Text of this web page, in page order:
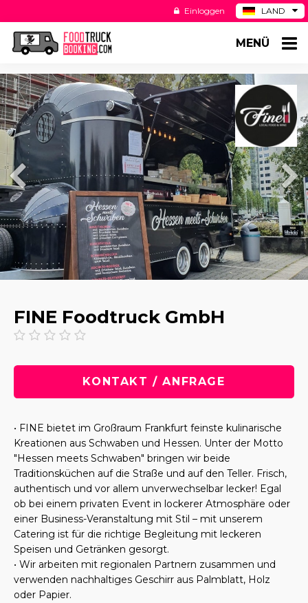
LAND
ES
US
Einloggen
MENÜ
FINE Foodtruck GmbH
KONTAKT / ANFRAGE
• FINE bietet im Großraum Frankfurt feinste kulinarische
Kreationen aus Schwaben und Hessen. Unter der Motto
"Hessen meets Schwaben" bringen wir beide
Traditionsküchen auf die Straße und auf den Teller. Frisch,
authentisch und vor allem unverwechselbar lecker! Egal
ob bei einem privaten Event in lockerer Atmosphäre oder
einer Business-Veranstaltung mit Stil – mit unserem
Catering ist für die richtige Begleitung mit leckeren
Speisen und Getränken gesorgt.
• Wir arbeiten mit regionalen Partnern zusammen und
verwenden nachhaltiges Geschirr aus Palmblatt, Holz
oder Papier.